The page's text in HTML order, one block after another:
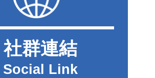
社群連結
Social Link